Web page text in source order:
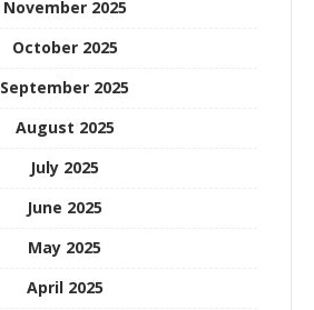
November 2025
October 2025
September 2025
August 2025
July 2025
June 2025
May 2025
April 2025